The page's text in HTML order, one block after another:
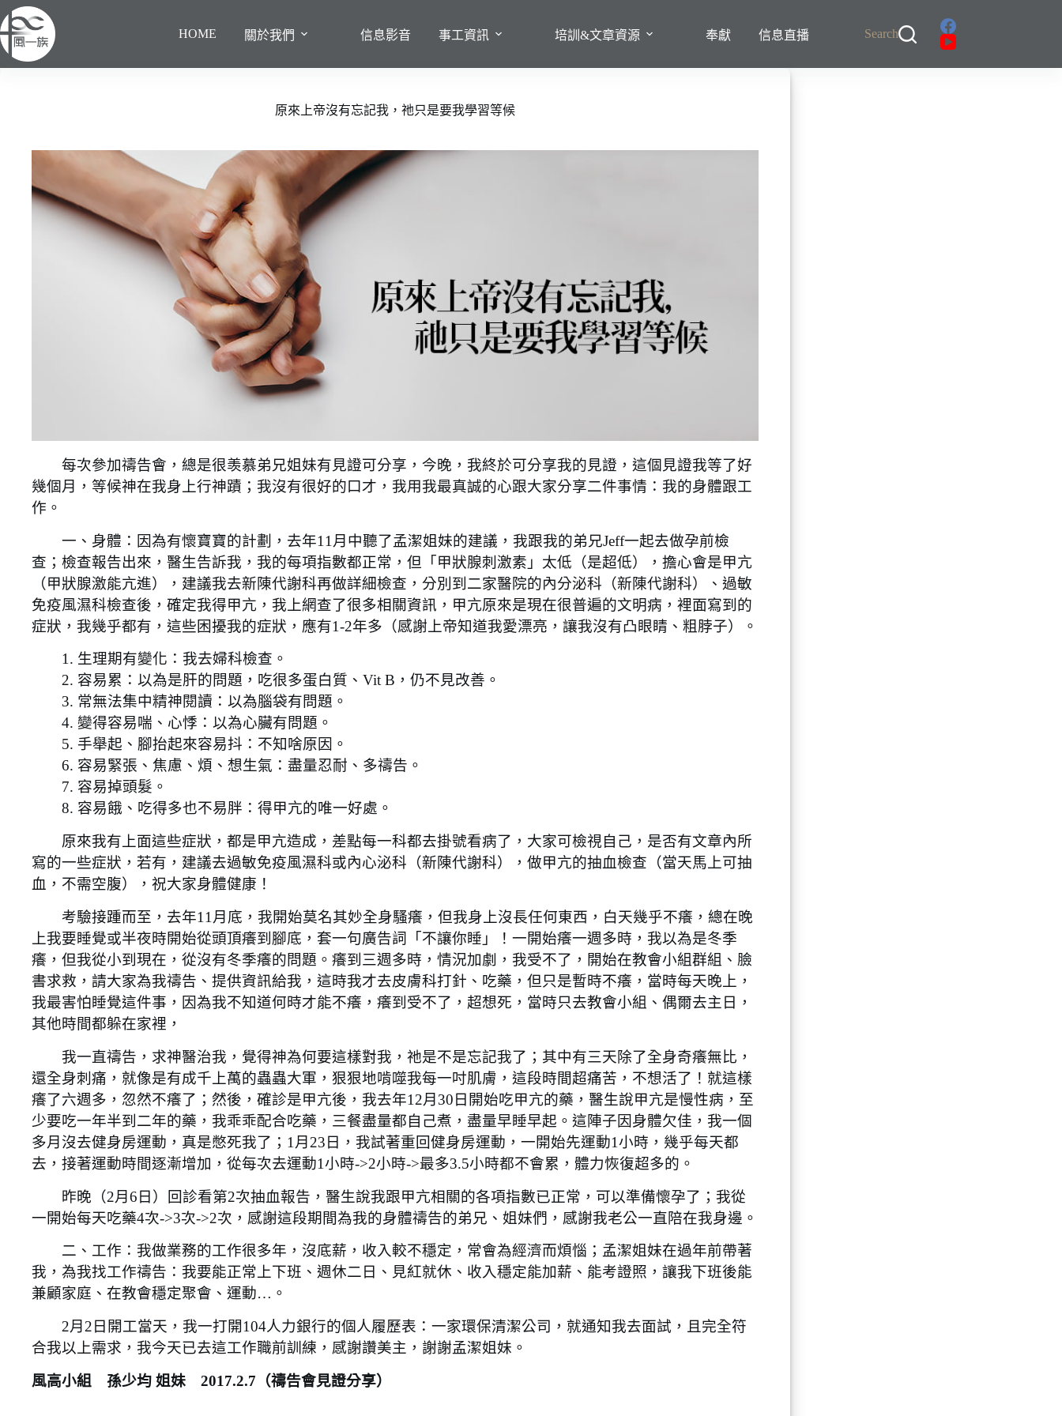
至
主
要
HOME 關於我們 信息影音 事工資訊 培訓&文章資源 奉獻 信息直播 Search
原來上帝沒有忘記我，祂只是要我學習等候
每次參加禱告會，總是很羡慕弟兄姐妹有見證可分享，今晚，我終於可分享我的見證，這個見證我等了好
幾個月，等候神在我身上行神蹟；我沒有很好的口才，我用我最真誠的心跟大家分享二件事情：我的身體跟工
作。
一、身體：因為有懷寶寶的計劃，去年11月中聽了孟潔姐妹的建議，我跟我的弟兄Jeff一起去做孕前檢
查；檢查報告出來，醫生告訴我，我的每項指數都正常，但「甲狀腺刺激素」太低（是超低），擔心會是甲亢
（甲狀腺激能亢進），建議我去新陳代謝科再做詳細檢查，分別到二家醫院的內分泌科（新陳代謝科）、過敏
免疫風濕科檢查後，確定我得甲亢，我上網查了很多相關資訊，甲亢原來是現在很普遍的文明病，裡面寫到的
症狀，我幾乎都有，這些困擾我的症狀，應有1-2年多（感謝上帝知道我愛漂亮，讓我沒有凸眼睛、粗脖子）。
1. 生理期有變化：我去婦科檢查。
2. 容易累：以為是肝的問題，吃很多蛋白質、Vit B，仍不見改善。
3. 常無法集中精神閱讀：以為腦袋有問題。
4. 變得容易喘、心悸：以為心臟有問題。
5. 手舉起、腳抬起來容易抖：不知啥原因。
6. 容易緊張、焦慮、煩、想生氣：盡量忍耐、多禱告。
7. 容易掉頭髮。
8. 容易餓、吃得多也不易胖：得甲亢的唯一好處。
原來我有上面這些症狀，都是甲亢造成，差點每一科都去掛號看病了，大家可檢視自己，是否有文章內所
寫的一些症狀，若有，建議去過敏免疫風濕科或內心泌科（新陳代謝科），做甲亢的抽血檢查（當天馬上可抽
血，不需空腹），祝大家身體健康！
考驗接踵而至，去年11月底，我開始莫名其妙全身騷癢，但我身上沒長任何東西，白天幾乎不癢，總在晚
上我要睡覺或半夜時開始從頭頂癢到腳底，套一句廣告詞「不讓你睡」！一開始癢一週多時，我以為是冬季
癢，但我從小到現在，從沒有冬季癢的問題。癢到三週多時，情況加劇，我受不了，開始在教會小組群組、臉
書求救，請大家為我禱告、提供資訊給我，這時我才去皮膚科打針、吃藥，但只是暫時不癢，當時每天晚上，
我最害怕睡覺這件事，因為我不知道何時才能不癢，癢到受不了，超想死，當時只去教會小組、偶爾去主日，
其他時間都躲在家裡，
我一直禱告，求神醫治我，覺得神為何要這樣對我，祂是不是忘記我了；其中有三天除了全身奇癢無比，
還全身刺痛，就像是有成千上萬的蟲蟲大軍，狠狠地啃噬我每一吋肌膚，這段時間超痛苦，不想活了！就這樣
癢了六週多，忽然不癢了；然後，確診是甲亢後，我去年12月30日開始吃甲亢的藥，醫生說甲亢是慢性病，至
少要吃一年半到二年的藥，我乖乖配合吃藥，三餐盡量都自己煮，盡量早睡早起。這陣子因身體欠佳，我一個
多月沒去健身房運動，真是憋死我了；1月23日，我試著重回健身房運動，一開始先運動1小時，幾乎每天都
去，接著運動時間逐漸增加，從每次去運動1小時->2小時->最多3.5小時都不會累，體力恢復超多的。
昨晚（2月6日）回診看第2次抽血報告，醫生說我跟甲亢相關的各項指數已正常，可以準備懷孕了；我從
一開始每天吃藥4次->3次->2次，感謝這段期間為我的身體禱告的弟兄、姐妹們，感謝我老公一直陪在我身邊。
二、工作：我做業務的工作很多年，沒底薪，收入較不穩定，常會為經濟而煩惱；孟潔姐妹在過年前帶著
我，為我找工作禱告：我要能正常上下班、週休二日、見紅就休、收入穩定能加薪、能考證照，讓我下班後能
兼顧家庭、在教會穩定聚會、運動…。
2月2日開工當天，我一打開104人力銀行的個人履歷表：一家環保清潔公司，就通知我去面試，且完全符
合我以上需求，我今天已去這工作職前訓練，感謝讚美主，謝謝孟潔姐妹。
風高小組 孫少均 姐妹 2017.2.7（禱告會見證分享）